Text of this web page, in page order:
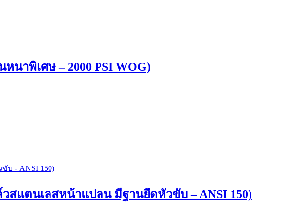
นาพิเศษ – 2000 PSI WOG)
วสแตนเลสหน้าแปลน มีฐานยึดหัวขับ – ANSI 150)